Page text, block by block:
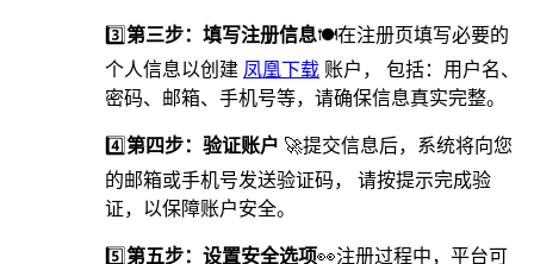
3️⃣第三步：填写注册信息🍽在注册页填写必要的
个人信息以创建 凤凰下载 账户， 包括：用户名、
密码、邮箱、手机号等，请确保信息真实完整。
4️⃣第四步：验证账户 🚀提交信息后，系统将向您
的邮箱或手机号发送验证码， 请按提示完成验
证，以保障账户安全。
5️⃣第五步：设置安全选项👀️注册过程中，平台可